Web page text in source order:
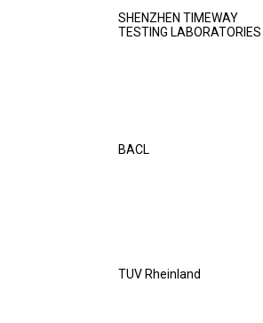
SHENZHEN TIMEWAY
TESTING LABORATORIES
BACL
TUV Rheinland